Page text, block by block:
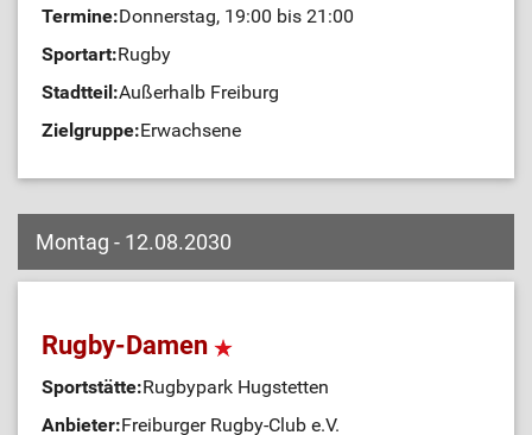
Termine:Donnerstag, 19:00 bis 21:00
Sportart:Rugby
Stadtteil:Außerhalb Freiburg
Zielgruppe:Erwachsene
Montag - 12.08.2030
Rugby-Damen
Sportstätte:Rugbypark Hugstetten
Anbieter:Freiburger Rugby-Club e.V.